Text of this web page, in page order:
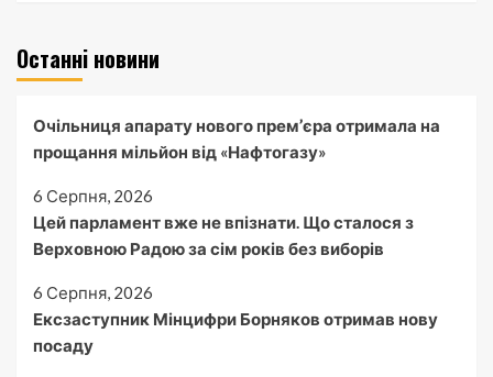
Останні новини
Очільниця апарату нового прем’єра отримала на
прощання мільйон від «Нафтогазу»
6 Серпня, 2026
Цей парламент вже не впізнати. Що сталося з
Верховною Радою за сім років без виборів
6 Серпня, 2026
Ексзаступник Мінцифри Борняков отримав нову
посаду